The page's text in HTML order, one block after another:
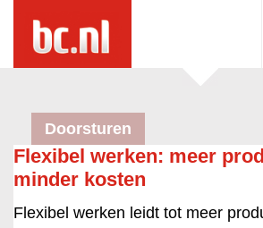
Doorsturen
Flexibel werken: meer
minder kosten
Flexibel werken leidt tot meer